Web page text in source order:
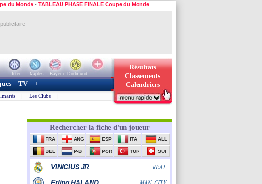
du Monde - TABLEAU PHASE FINALE Coupe du Monde
Inter Naples Bayern
Dortmund
Résultats
Classements
Calendriers
TV +
| Les Clubs |